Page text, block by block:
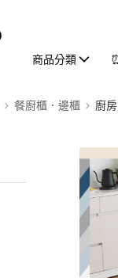
商品分類
餐廚櫃．邊櫃 廚